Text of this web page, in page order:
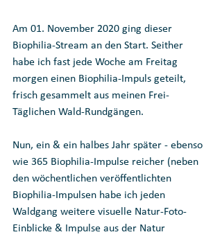
Am 01. November 2020 ging dieser
Biophilia-Stream an den Start. Seither
habe ich fast jede Woche am Freitag
morgen einen Biophilia-Impuls geteilt,
frisch gesammelt aus meinen Frei-
Täglichen Wald-Rundgängen.
Nun, ein & ein halbes Jahr später - ebenso
wie 365 Biophilia-Impulse reicher (neben
den wöchentlichen veröffentlichten
Biophilia-Impulsen habe ich jeden
Waldgang weitere visuelle Natur-Foto-
Einblicke & Impulse aus der Natur